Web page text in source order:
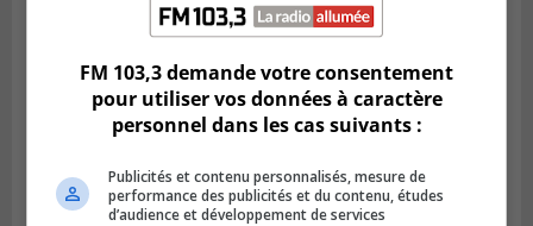
FM 103,3 demande votre consentement
pour utiliser vos données à caractère
personnel dans les cas suivants :
Publicités et contenu personnalisés, mesure de
performance des publicités et du contenu, études
d’audience et développement de services